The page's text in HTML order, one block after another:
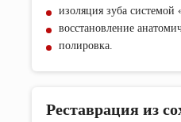
изоляция зуба системой
восстановление
полировка.
Реставрация из